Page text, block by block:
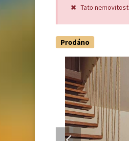
Tato nemovitost
Prodáno